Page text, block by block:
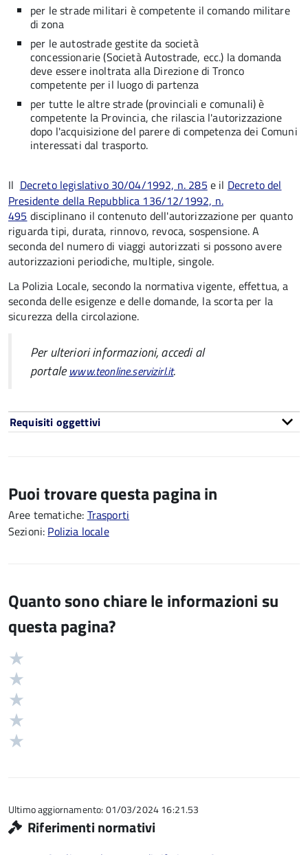
per le strade militari è competente il comando militare
di zona
per le autostrade gestite da società
concessionarie (Società Autostrade, ecc.) la domanda
deve essere inoltrata alla Direzione di Tronco
competente per il luogo di partenza
per tutte le altre strade (provinciali e comunali) è
competente la Provincia, che rilascia l'autorizzazione
dopo l'acquisizione del parere di competenza dei Comuni
interessati dal trasporto.
Il Decreto legislativo 30/04/1992, n. 285 e il Decreto del
Presidente della Repubblica 136/12/1992, n.
495 disciplinano il contenuto dell'autorizzazione per quanto
riguarda tipi, durata, rinnovo, revoca, sospensione. A
seconda del numero di viaggi autorizzati si possono avere
autorizzazioni periodiche, multiple, singole.
La Polizia Locale, secondo la normativa vigente, effettua, a
seconda delle esigenze e delle domande, la scorta per la
sicurezza della circolazione.
Per ulteriori informazioni, accedi al
portale www.teonline.servizirl.it.
Requisiti oggettivi
Puoi trovare questa pagina in
Aree tematiche: Trasporti
Sezioni: Polizia locale
Quanto sono chiare le informazioni su
questa pagina?
Valutazione
5
Ultimo aggiornamento: 01/03/2024 16:21.53
Riferimenti normativi